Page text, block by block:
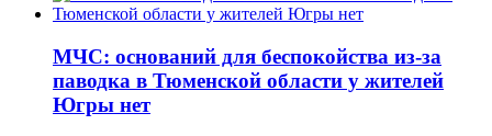
​МЧС: оснований для беспокойства из-за
паводка в Тюменской области у жителей
Югры нет